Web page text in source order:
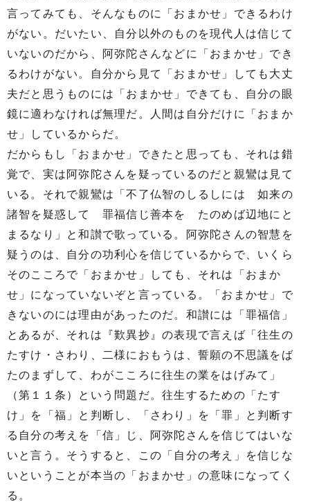
言ってみても、そんなものに「おまかせ」できるわけ
がない。だいたい、自分以外のものを現代人は信じて
いないのだから、阿弥陀さんなどに「おまかせ」でき
るわけがない。自分から見て「おまかせ」しても大丈
夫だと思うものには「おまかせ」できても、自分の眼
鏡に適わなければ無理だ。人間は自分だけに「おまか
せ」しているからだ。
だからもし「おまかせ」できたと思っても、それは錯
覚で、実は阿弥陀さんを疑っているのだと親鸞は見て
いる。それで親鸞は「不了仏智のしるしには 如来の
諸智を疑惑して 罪福信じ善本を たのめば辺地にと
まるなり」と和讃で歌っている。阿弥陀さんの智慧を
疑うのは、自分の功利心を信じているからで、いくら
そのこころで「おまかせ」しても、それは「おまか
せ」になっていないぞと言っている。「おまかせ」で
きないのには理由があったのだ。和讃には「罪福信」
とあるが、それは『歎異抄』の表現で言えば「往生の
たすけ・さわり、二様におもうは、誓願の不思議をば
たのまずして、わがこころに往生の業をはげみて」
（第１１条）という問題だ。往生するための「たす
け」を「福」と判断し、「さわり」を「罪」と判断す
る自分の考えを「信」じ、阿弥陀さんを信じてはいな
いと言う。そうすると、この「自分の考え」を信じな
いということが本当の「おまかせ」の意味になってく
る。